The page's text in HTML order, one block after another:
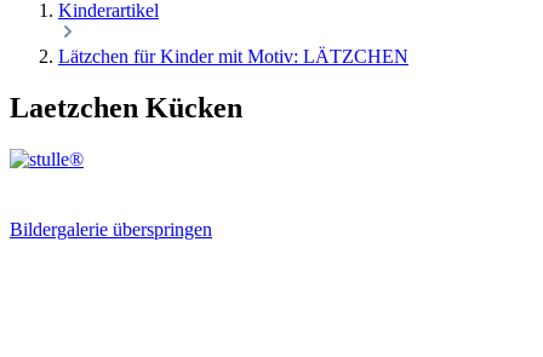
Kinderartikel
Lätzchen für Kinder mit Motiv: LÄTZCHEN
Laetzchen Kücken
Bildergalerie überspringen